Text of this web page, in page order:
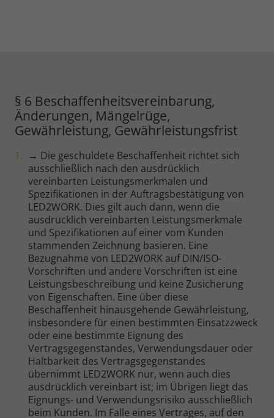
§ 6 Beschaffenheitsvereinbarung,
Änderungen, Mängelrüge,
Gewährleistung, Gewährleistungsfrist
→ Die geschuldete Beschaffenheit richtet sich
ausschließlich nach den ausdrücklich
vereinbarten Leistungsmerkmalen und
Spezifikationen in der Auftragsbestätigung von
LED2WORK. Dies gilt auch dann, wenn die
ausdrücklich vereinbarten Leistungsmerkmale
und Spezifikationen auf einer vom Kunden
stammenden Zeichnung basieren. Eine
Bezugnahme von LED2WORK auf DIN/ISO-
Vorschriften und andere Vorschriften ist eine
Leistungsbeschreibung und keine Zusicherung
von Eigenschaften. Eine über diese
Beschaffenheit hinausgehende Gewährleistung,
insbesondere für einen bestimmten Einsatzzweck
oder eine bestimmte Eignung des
Vertragsgegenstandes, Verwendungsdauer oder
Haltbarkeit des Vertragsgegenstandes
übernimmt LED2WORK nur, wenn auch dies
ausdrücklich vereinbart ist; im Übrigen liegt das
Eignungs- und Verwendungsrisiko ausschließlich
beim Kunden. Im Falle eines Vertrages, auf den